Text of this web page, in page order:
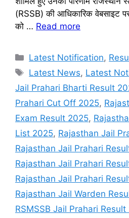
(RSSB) की आधिकारिक
को … Read more
Categories
Latest Notification,
Tags
Latest News, Latest
Jail Prahari Bharti Result
Prahari Cut Off 2025,
Exam Result 2025,
List 2025, Rajasthan Jail
Rajasthan Jail Prahari
Rajasthan Jail Prahari
Rajasthan Jail Prahari
Rajasthan Jail Warden
RSMSSB Jail Prahari